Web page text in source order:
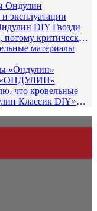
Ондулин
эксплуатации
DIY Гвозди
потому критически
«Ондулин»
«ОНДУЛИН»
что кровельные
Классик DIY»